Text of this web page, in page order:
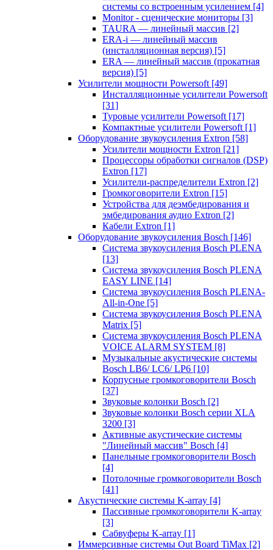
системы со встроенным усилением [4]
Monitor - сценические мониторы [3]
TAURA — линейный массив [2]
ERA-i — линейный массив
(инсталляционная версия) [5]
ERA — линейный массив (прокатная
версия) [5]
Усилители мощности Powersoft [49]
Инсталляционные усилители Powersoft
[31]
Туровые усилители Powersoft [17]
Компактные усилители Powersoft [1]
Оборудование звукоусиления Extron [58]
Усилители мощности Extron [21]
Процессоры обработки сигналов (DSP)
Extron [17]
Усилители-распределители Extron [2]
Громкоговорители Extron [15]
Устройства для деэмбедирования и
эмбедирования аудио Extron [2]
Кабели Extron [1]
Оборудование звукоусиления Bosch [146]
Система звукоусиления Bosch PLENA
[13]
Система звукоусиления Bosch PLENA
EASY LINE [14]
Система звукоусиления Bosch PLENA-
All-in-One [5]
Система звукоусиления Bosch PLENA
Matrix [5]
Система звукоусиления Bosch PLENA
VOICE ALARM SYSTEM [8]
Музыкальные акустические системы
Bosch LB6/ LC6/ LP6 [10]
Корпусные громкоговорители Bosch
[37]
Звуковые колонки Bosch [2]
Звуковые колонки Bosch серии XLA
3200 [3]
Активные акустические системы
"Линейный массив" Bosch [4]
Панельные громкоговорители Bosch
[4]
Потолочные громкоговорители Bosch
[41]
Акустические системы K-array [4]
Пассивные громкоговорители K-array
[3]
Сабвуферы K-array [1]
Иммерсивные системы Out Board TiMax [2]